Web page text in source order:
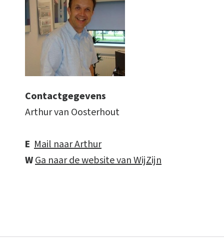
Contactgegevens
Arthur van Oosterhout
E Mail naar Arthur
WGa naar de website van WijZijn